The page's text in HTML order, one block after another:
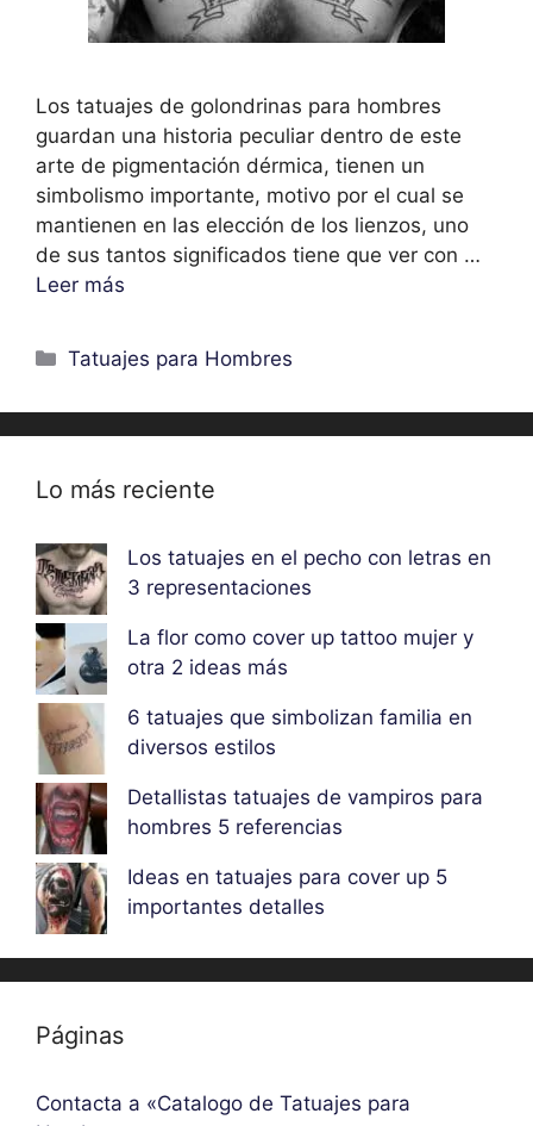
Los tatuajes de golondrinas para hombres
guardan una historia peculiar dentro de este
arte de pigmentación dérmica, tienen un
simbolismo importante, motivo por el cual se
mantienen en las elección de los lienzos, uno
de sus tantos significados tiene que ver con …
Leer más
Categorías
Tatuajes para Hombres
Lo más reciente
Los tatuajes en el pecho con letras en
3 representaciones
La flor como cover up tattoo mujer y
otra 2 ideas más
6 tatuajes que simbolizan familia en
diversos estilos
Detallistas tatuajes de vampiros para
hombres 5 referencias
Ideas en tatuajes para cover up 5
importantes detalles
Páginas
Contacta a «Catalogo de Tatuajes para